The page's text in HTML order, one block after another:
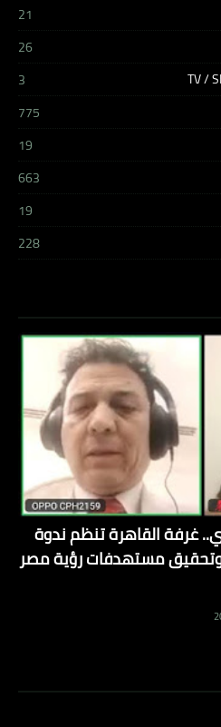
21
26
3
775
19
663
19
228
غرفة القاهرة تنظم ندوة
وتحقيق مستهدفات رؤية مصر